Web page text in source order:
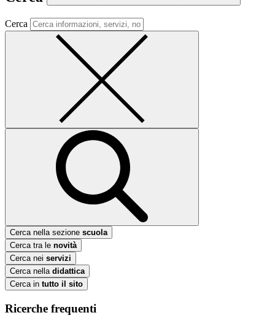
Cerca
Cerca nella sezione scuola
Cerca tra le novità
Cerca nei servizi
Cerca nella didattica
Cerca in tutto il sito
Ricerche frequenti